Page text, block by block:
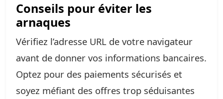
Conseils pour éviter les
arnaques
Vérifiez l’adresse URL de votre navigateur
avant de donner vos informations bancaires.
Optez pour des paiements sécurisés et
soyez méfiant des offres trop séduisantes